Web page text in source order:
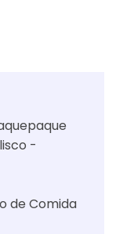
-
de Comida